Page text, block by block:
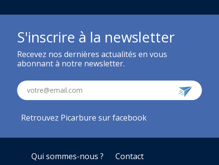
Qui sommes-nous ?
Contact
S'inscrire à la newsletter
Recevez nos dernières actualités en vous
abonnant à notre newsletter.
votre@email.com
Retrouvez Picarbure sur facebook